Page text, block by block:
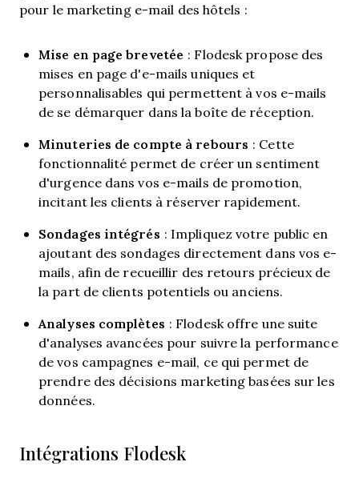
pour le marketing e-mail des hôtels :
Mise en page brevetée : Flodesk propose des
mises en page d'e-mails uniques et
personnalisables qui permettent à vos e-mails
de se démarquer dans la boîte de réception.
Minuteries de compte à rebours : Cette
fonctionnalité permet de créer un sentiment
d'urgence dans vos e-mails de promotion,
incitant les clients à réserver rapidement.
Sondages intégrés : Impliquez votre public en
ajoutant des sondages directement dans vos e-
mails, afin de recueillir des retours précieux de
la part de clients potentiels ou anciens.
Analyses complètes : Flodesk offre une suite
d'analyses avancées pour suivre la performance
de vos campagnes e-mail, ce qui permet de
prendre des décisions marketing basées sur les
données.
Intégrations Flodesk